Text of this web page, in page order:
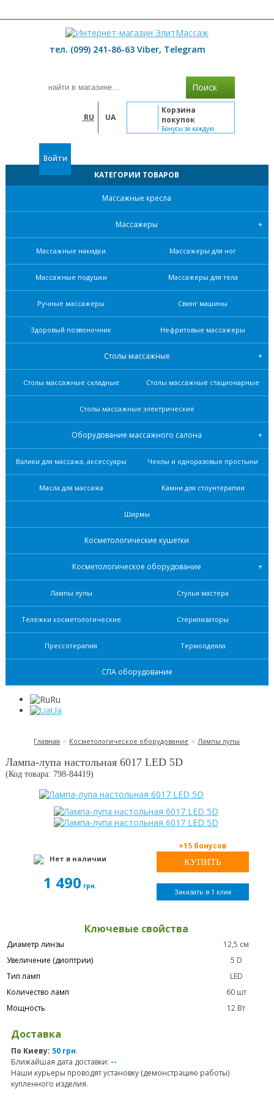
тел. (099) 241-86-63 Viber, Telegram
Поиск
RU UA
Корзина
покупок
Бонусы за каждую
покупку
Войти
КАТЕГОРИИ ТОВАРОВ
Массажные кресла
Массажеры
Массажные накидки Массажеры для ног
Массажные подушки Массажеры для тела
Ручные массажеры Свинг машины
Здоровый позвоночник Нефритовые масcажеры
Столы массажные
Столы массажные складные Столы массажные стационарные
Столы массажные электрические
Оборудование массажного салона
Валики для массажа, аксессуары Чехлы и одноразовые простыни
Масла для массажа Камни для стоунтерапии
Ширмы
Косметологические кушетки
Косметологическое оборудование
Лампы лупы Стулья мастера
Тележки косметологические Стерилизаторы
Прессотерапия Термоодеяла
СПА оборудование
Ru
Ua
Главная » Косметологическое оборудование »Лампы лупы
Лампа-лупа настольная 6017 LED 5D
(Код товара: 798-84419)
Нет в наличии
1 490 грн.
+15 бонусов
Заказать в 1 клик
Ключевые свойства
Диаметр линзы
12,5 см
Увеличение (диоптрии)
5 D
Тип ламп
LED
Количество ламп
60 шт
Мощность
12 Вт
Доставка
По Киеву: 50 грн.
Ближайшая дата доставки: --
Наши курьеры проводят установку (демонстрацию работы)
купленного изделия.